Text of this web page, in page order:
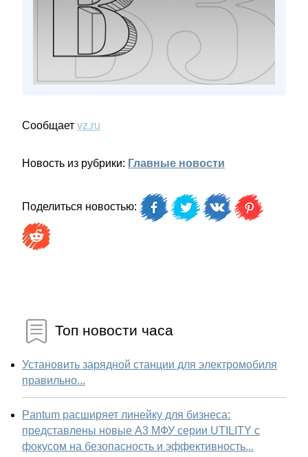
Сообщает vz.ru
Новость из рубрики: Главные новости
Поделиться новостью:
Топ новости часа
Установить зарядной станции для электромобиля
правильно...
Pantum расширяет линейку для бизнеса:
представлены новые А3 МФУ серии UTILITY с
фокусом на безопасность и эффективность...